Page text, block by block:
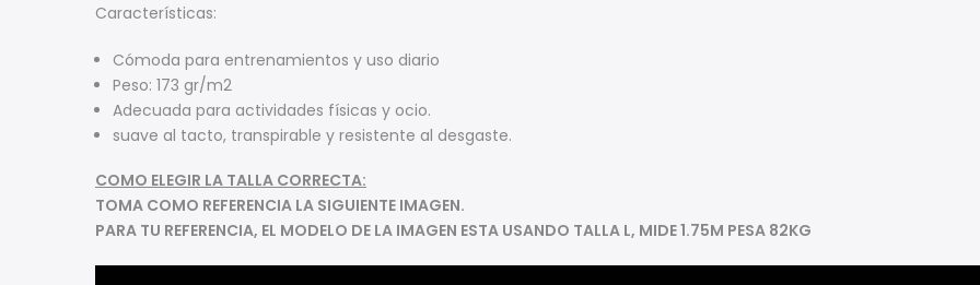
Características:
Cómoda para entrenamientos y uso diario
Peso: 173 gr/m2
Adecuada para actividades físicas y ocio.
suave al tacto, transpirable y resistente al desgaste.
COMO ELEGIR LA TALLA CORRECTA:
TOMA COMO REFERENCIA LA SIGUIENTE IMAGEN.
PARA TU REFERENCIA, EL MODELO DE LA IMAGEN ESTA USANDO TALLA L, MIDE 1.75M PESA 82KG